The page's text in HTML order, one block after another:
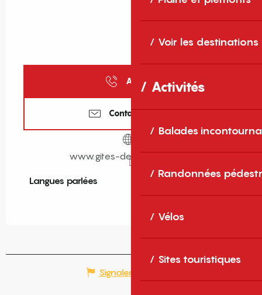
Voir les destinations
Activités
Balades
Randonnées
Vélos
Sites touristiques
Appeler
Contactez-nous
www.gites-de-france-sud.fr
Langues parlées
Langues parlées
Signaler une erreur